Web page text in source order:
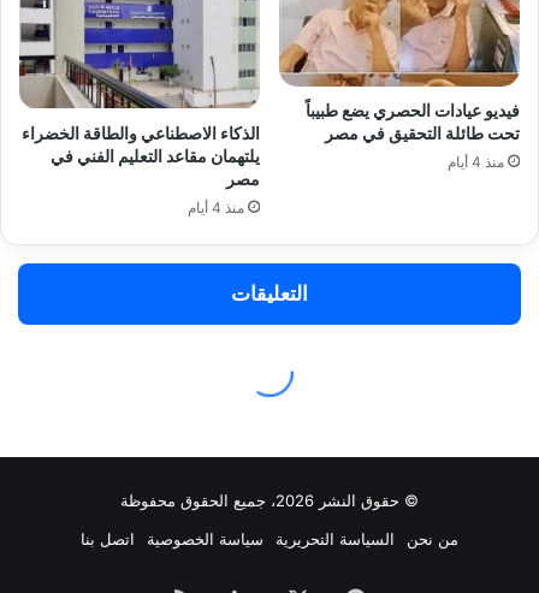
© حقوق النشر 2026، جميع الحقوق محفوظة
من نحن
السياسة التحريرية سياسة الخصوصية اتصل بنا